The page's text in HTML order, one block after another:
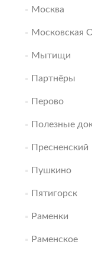
Москва
Московская
Мытищи
Партнёры
Перово
Полезные
Пресненский
Пушкино
Пятигорск
Раменки
Раменское